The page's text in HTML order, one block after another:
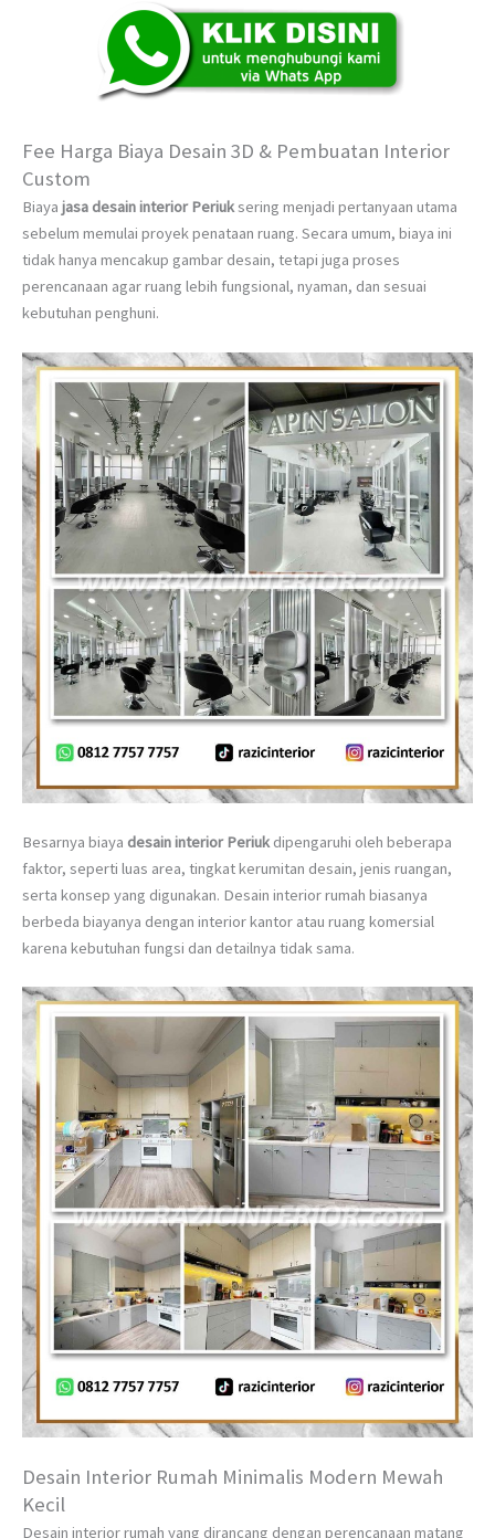
Fee Harga Biaya Desain 3D & Pembuatan Interior
Custom
Biaya jasa desain interior Periuksering menjadi pertanyaan utama
sebelum memulai proyek penataan ruang. Secara umum, biaya ini
tidak hanya mencakup gambar desain, tetapi juga proses
perencanaan agar ruang lebih fungsional, nyaman, dan sesuai
kebutuhan penghuni.
Besarnya biaya desain interior Periukdipengaruhi oleh beberapa
faktor, seperti luas area, tingkat kerumitan desain, jenis ruangan,
serta konsep yang digunakan. Desain interior rumah biasanya
berbeda biayanya dengan interior kantor atau ruang komersial
karena kebutuhan fungsi dan detailnya tidak sama.
Desain Interior Rumah Minimalis Modern Mewah
Kecil
Desain interior rumah yang dirancang dengan perencanaan matang